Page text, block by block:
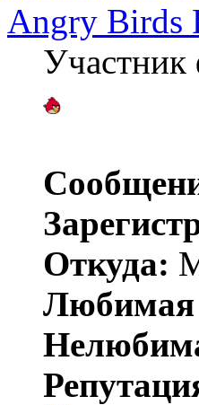
Angry Birds
Участник
Откуда:
Любимая